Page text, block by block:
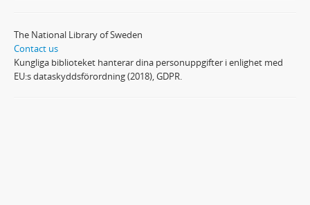
The National Library of Sweden
Contact us
Kungliga biblioteket hanterar dina personuppgifter i enlighet med
EU:s dataskyddsförordning (2018), GDPR.